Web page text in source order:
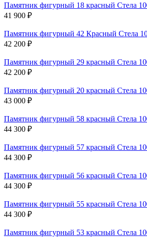
Памятник фигурный 18 красный Стела
41 900 ₽
Памятник фигурный 42 Красный Стела
42 200 ₽
Памятник фигурный 29 красный Стела
42 200 ₽
Памятник фигурный 20 красный Стела
43 000 ₽
Памятник фигурный 58 красный Стела
44 300 ₽
Памятник фигурный 57 красный Стела
44 300 ₽
Памятник фигурный 56 красный Стела
44 300 ₽
Памятник фигурный 55 красный Стела
44 300 ₽
Памятник фигурный 53 красный Стела